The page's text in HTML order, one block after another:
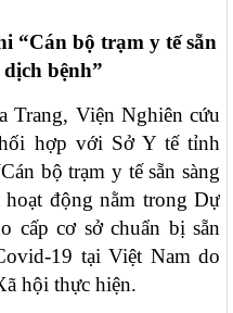
“Cán bộ trạm y tế sẵn
bệnh”
Trang, Viện Nghiên cứu
hợp với Sở Y tế tỉnh
bộ trạm y tế sẵn sàng
động nằm trong Dự
cấp cơ sở chuẩn bị sẵn
19 tại Việt Nam do
hội thực hiện.